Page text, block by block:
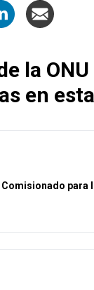
la ONU
en
Comisionado para